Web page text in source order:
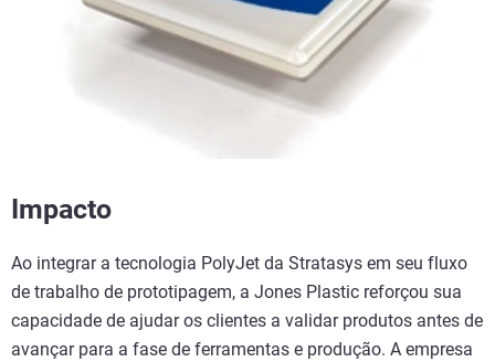
Impacto
Ao integrar a tecnologia PolyJet da Stratasys em seu fluxo
de trabalho de prototipagem, a Jones Plastic reforçou sua
capacidade de ajudar os clientes a validar produtos antes de
avançar para a fase de ferramentas e produção. A empresa